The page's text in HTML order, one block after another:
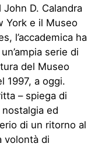
D. Calandra
York e il Museo
l’accademica ha
serie di
del Museo
1997, a oggi.
– spiega di
ed
di un ritorno al
volontà di